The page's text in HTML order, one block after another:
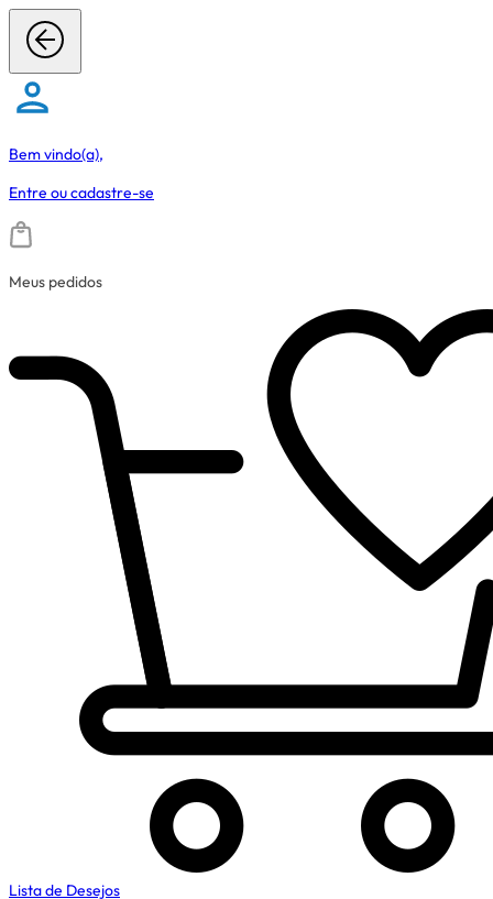
Bem vindo(a),
Entre oucadastre-se
Meus pedidos
Lista de Desejos